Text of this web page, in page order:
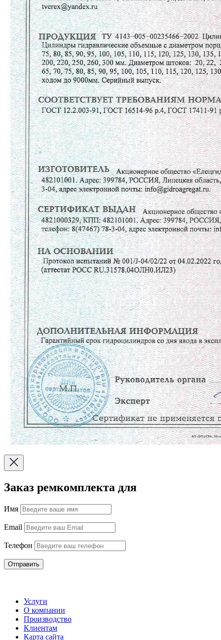
Заказ ремкомплекта для
Имя
Email
Телефон
Отправить
Услуги
О компании
Производство
Клиентам
Карта сайта